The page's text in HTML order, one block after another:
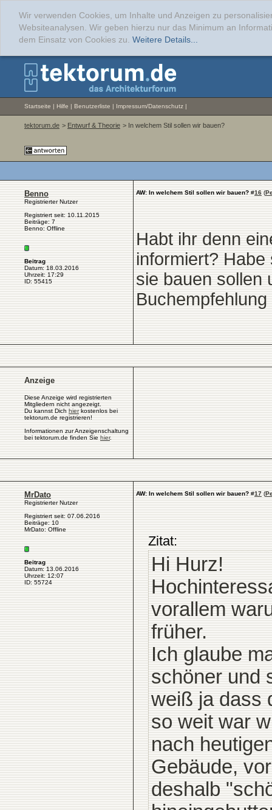
Wir verwenden Cookies, um Inhalte und Anzeigen zu
Websiteanalysen. Wir geben hierzu nur das Minimum an
dem Einsatz von Cookies zu. Weitere Details...
Startseite | Hilfe | Benutzerliste | Impressum/Datenschutz |
tektorum.de > Entwurf & Theorie > In welchem Stil sollen wir bauen?
Benno
Registrierter Nutzer
Registriert seit: 10.11.2015
Beiträge: 7
Benno: Offline
Beitrag
Datum: 18.03.2016
Uhrzeit: 17:29
ID: 55415
AW: In welchem Stil sollen wir bauen? #16 (
Habt ihr denn
informiert?
sie bauen sollen
Anzeige
Diese Anzeige wird registrierten
Mitgliedern nicht angezeigt.
Du kannst Dich hierkostenlos bei
tektorum.de registrieren!
Informationen zur Anzeigenschaltung
bei tektorum.de finden Sie hier.
MrDato
Registrierter Nutzer
Registriert seit: 07.06.2016
Beiträge: 10
MrDato: Offline
Beitrag
Datum: 13.06.2016
Uhrzeit: 12:07
ID: 55724
AW: In welchem Stil sollen wir bauen? #17 (
Zitat:
Hi Hurz!
vorallem
früher.
Ich glaube
schöner und
weiß ja dass
so weit war
nach
Gebäude,
deshalb